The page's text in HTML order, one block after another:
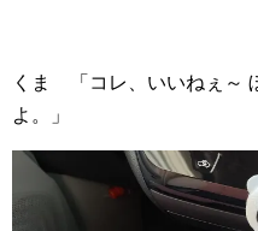
くま 「コレ、いいねぇ～
よ。」